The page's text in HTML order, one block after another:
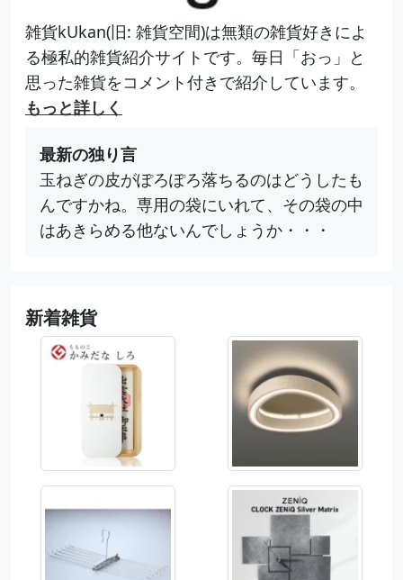
雑貨kUkan(旧: 雑貨空間)は無類の雑貨好きによ
る極私的雑貨紹介サイトです。毎日「おっ」と
思った雑貨をコメント付きで紹介しています。
もっと詳しく
最新の独り言
玉ねぎの皮がぽろぽろ落ちるのはどうしたも
んですかね。専用の袋にいれて、その袋の中
はあきらめる他ないんでしょうか・・・
新着雑貨